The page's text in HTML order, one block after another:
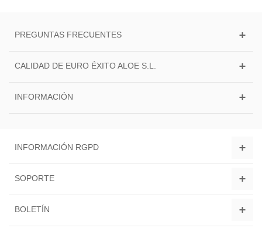
PREGUNTAS FRECUENTES
CALIDAD DE EURO ÉXITO ALOE S.L.
INFORMACIÓN
INFORMACIÓN RGPD
SOPORTE
BOLETÍN